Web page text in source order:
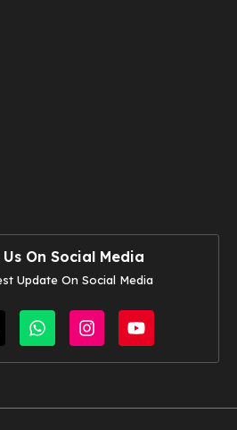
On Social Media
Update On Social Media